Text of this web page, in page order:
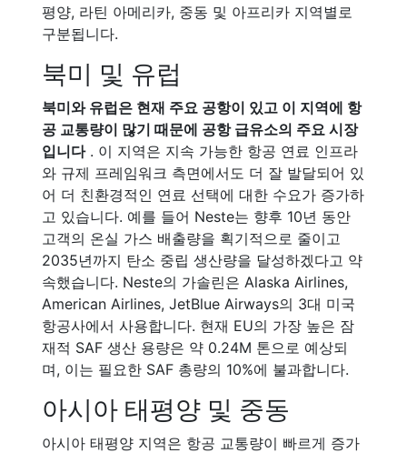
평양, 라틴 아메리카, 중동 및 아프리카 지역별로
구분됩니다.
북미 및 유럽
북미와 유럽은 현재 주요 공항이 있고 이 지역에 항
공 교통량이 많기 때문에 공항 급유소의 주요 시장
입니다. 이 지역은 지속 가능한 항공 연료 인프라
와 규제 프레임워크 측면에서도 더 잘 발달되어 있
어 더 친환경적인 연료 선택에 대한 수요가 증가하
고 있습니다. 예를 들어 Neste는 향후 10년 동안
고객의 온실 가스 배출량을 획기적으로 줄이고
2035년까지 탄소 중립 생산량을 달성하겠다고 약
속했습니다. Neste의 가솔린은 Alaska Airlines,
American Airlines, JetBlue Airways의 3대 미국
항공사에서 사용합니다. 현재 EU의 가장 높은 잠
재적 SAF 생산 용량은 약 0.24M 톤으로 예상되
며, 이는 필요한 SAF 총량의 10%에 불과합니다.
아시아 태평양 및 중동
아시아 태평양 지역은 항공 교통량이 빠르게 증가